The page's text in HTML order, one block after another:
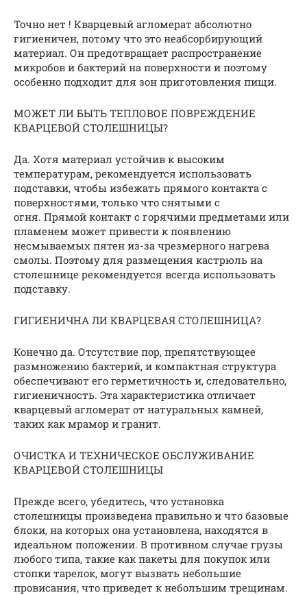
Точно нет ! Кварцевый агломерат абсолютно
гигиеничен, потому что это неабсорбирующий
материал. Он предотвращает распространение
микробов и бактерий на поверхности и поэтому
особенно подходит для зон приготовления пищи.
МОЖЕТ ЛИ БЫТЬ ТЕПЛОВОЕ ПОВРЕЖДЕНИЕ
КВАРЦЕВОЙ СТОЛЕШНИЦЫ?
Да. Хотя материал устойчив к высоким
температурам, рекомендуется использовать
подставки, чтобы избежать прямого контакта с
поверхностями, только что снятыми с
огня. Прямой контакт с горячими предметами или
пламенем может привести к появлению
несмываемых пятен из-за чрезмерного нагрева
смолы. Поэтому для размещения кастрюль на
столешнице рекомендуется всегда использовать
подставку.
ГИГИЕНИЧНА ЛИ КВАРЦЕВАЯ СТОЛЕШНИЦА?
Конечно да. Отсутствие пор, препятствующее
размножению бактерий, и компактная структура
обеспечивают его герметичность и, следовательно,
гигиеничность. Эта характеристика отличает
кварцевый агломерат от натуральных камней,
таких как мрамор и гранит.
ОЧИСТКА И ТЕХНИЧЕСКОЕ ОБСЛУЖИВАНИЕ
КВАРЦЕВОЙ СТОЛЕШНИЦЫ
Прежде всего, убедитесь, что установка
столешницы произведена правильно и что базовые
блоки, на которых она установлена, находятся в
идеальном положении. В противном случае грузы
любого типа, такие как пакеты для покупок или
стопки тарелок, могут вызвать небольшие
провисания, что приведет к небольшим трещинам.